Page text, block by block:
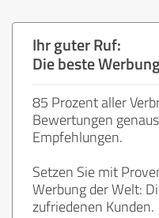
Ihr guter Ruf:
Die beste
85 Prozent aller
Bewertungen
Empfehlungen.
Setzen Sie mit
Werbung der Welt:
zufriedenen Kunden.